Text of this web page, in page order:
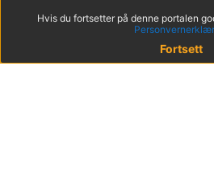
Hvis du fortsetter på denne portalen
Fortsett